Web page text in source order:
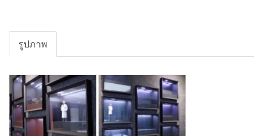
รูปภาพ